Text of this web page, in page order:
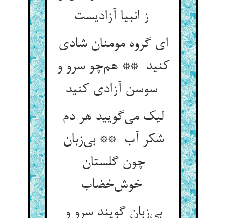
ای گروه مومنان شادی
کنید ** هم‌چو سرو و
سوسن آزادی کنید
لیک می‌گویید هر دم
شکر آب ** بی‌زبان
چون گلستان
خوش‌خضاب
بی‌زبان گویند سرو و